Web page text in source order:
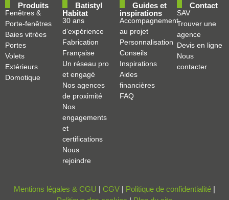
Produits
Fenêtres &
Porte-fenêtres
Baies vitrées
Portes
Volets
Extérieurs
Domotique
Batistyl
Habitat
30 ans
d’expérience
Fabrication
Française
Un réseau pro
et engagé
Nos agences
de proximité
Nos
engagements
et
certifications
Nous
rejoindre
Guides et
inspirations
Accompagnement
au projet
Personnalisation
Conseils
Inspirations
Aides
financières
FAQ
Contact
SAV
Trouver une
agence
Devis en ligne
Nous
contacter
Mentions légales & CGU | CGV | Politique de confidentialité |